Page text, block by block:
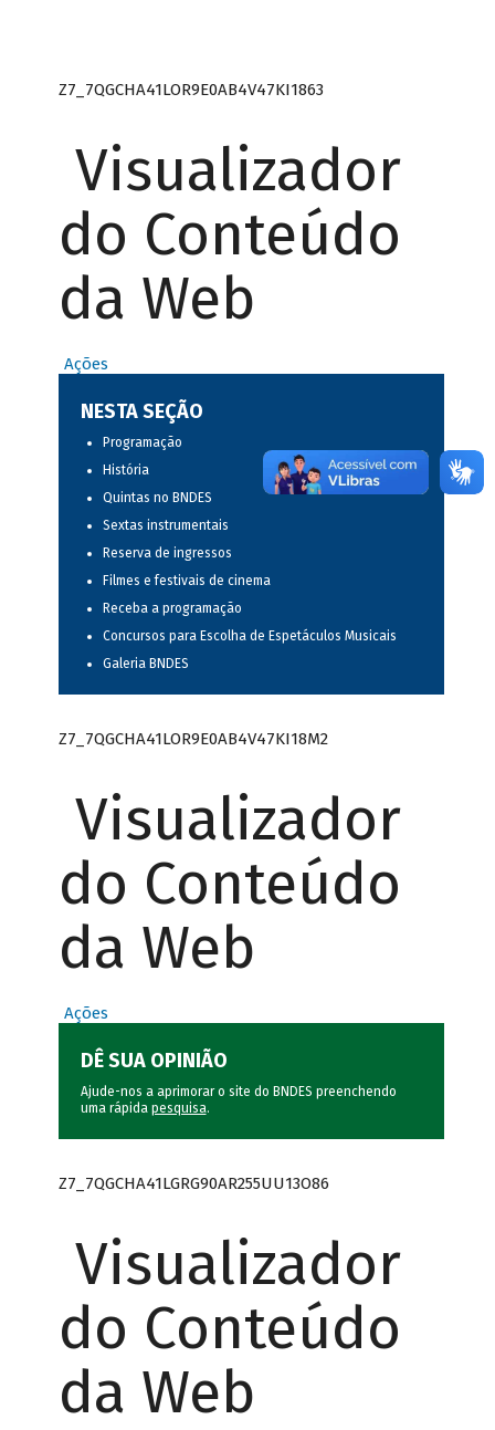
Z7_7QGCHA41LOR9E0AB4V47KI1863
Visualizador
do Conteúdo
da Web
Ações
NESTA SEÇÃO
Programação
História
Quintas no BNDES
Sextas instrumentais
Reserva de ingressos
Filmes e festivais de cinema
Receba a programação
Concursos para Escolha de Espetáculos Musicais
Galeria BNDES
Z7_7QGCHA41LOR9E0AB4V47KI18M2
Visualizador
do Conteúdo
da Web
Ações
DÊ SUA OPINIÃO
Ajude-nos a aprimorar o site do BNDES preenchendo
uma rápida pesquisa.
Z7_7QGCHA41LGRG90AR255UU13O86
Visualizador
do Conteúdo
da Web